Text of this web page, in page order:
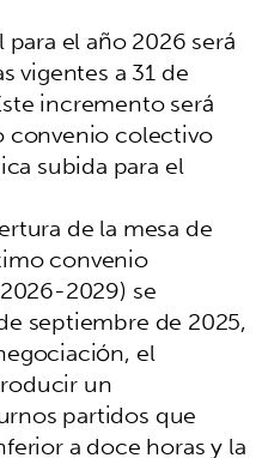
el año 2026 será
vigentes a 31 de
incremento será
colectivo
subida para el
de la mesa de
convenio
2029) se
septiembre de 2025,
el
un
partidos que
a doce horas y la